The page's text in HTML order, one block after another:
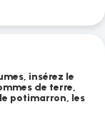
insérez le
de terre,
potimarron, les